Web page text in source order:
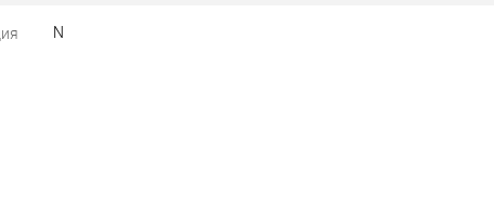
сделать процесс приобретения и ввода в эксплуатацию кассового
заказа может быть применена только одна акция.
N